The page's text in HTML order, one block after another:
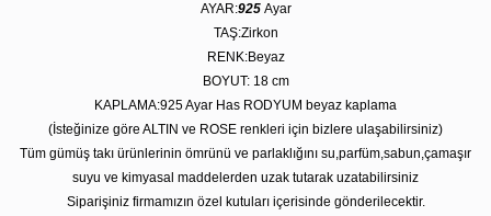
AYAR:925 Ayar
TAŞ:Zirkon
RENK:Beyaz
BOYUT: 18 cm
KAPLAMA:925 Ayar Has RODYUM beyaz kaplama
(İsteğinize göre ALTIN ve ROSE renkleri için bizlere ulaşabilirsiniz)
Tüm gümüş takı ürünlerinin ömrünü ve parlaklığını su,parfüm,sabun,çamaşır
suyu ve kimyasal maddelerden uzak tutarak uzatabilirsiniz
Siparişiniz firmamızın özel kutuları içerisinde gönderilecektir.